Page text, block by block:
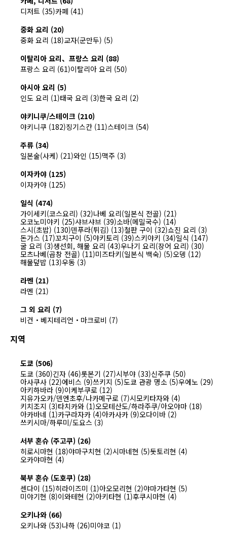
디저트 (35)카페 (41)
중화 요리 (20)
중화 요리 (18)교자(군만두) (5)
이탈리아 요리、프랑스 요리 (88)
프랑스 요리 (61)이탈리아 요리 (50)
아시아 요리 (5)
인도 요리 (1)태국 요리 (3)한국 요리 (2)
야키니쿠/스테이크 (210)
야키니쿠 (182)징기스칸 (11)스테이크 (54)
주류 (34)
일본술(사케) (21)와인 (15)맥주 (3)
이자카야 (125)
이자카야 (125)
일식 (474)
가이세키(코스요리) (32)나베 요리(일본식 전골) (21)
오코노미야키 (25)샤브샤브 (39)소바(메밀국수) (14)
스시(초밥) (130)덴푸라(튀김) (13)철판 구이 (32)쇼진 요리 (3)
돈가스 (17)꼬치구이 (5)야키토리 (39)스키야키 (34)일식 (147)
굴 요리 (3)생선회, 해물 요리 (43)우나기 요리(장어 요리) (30)
모츠나베(곱창 전골) (11)미즈타키(일본식 백숙) (5)오뎅 (12)
해물덮밥 (13)우동 (3)
라멘 (21)
라멘 (21)
그 외 요리 (7)
비건・베지테리언・마크로비 (7)
지역
도쿄 (506)
도쿄 (360)긴자 (46)롯본기 (27)시부야 (33)신주쿠 (50)
아사쿠사 (22)에비스 (9)쓰키지 (5)도쿄 관광 명소 (5)우에노 (29)
아키하바라 (9)이케부쿠로 (12)
지유가오카/덴엔초후/나카메구로 (7)시모키타자와 (4)
키치조지 (3)타치카와 (1)오모테산도/하라주쿠/아오야마 (18)
아카바네 (1)카구라자카 (4)아카사카 (9)오다이바 (2)
쓰키시마/하루미/도요스 (3)
서부 혼슈 (주고쿠) (26)
히로시마현 (18)야마구치현 (2)시마네현 (5)돗토리현 (4)
오카야마현 (4)
북부 혼슈 (도호쿠) (28)
센다이 (15)히라이즈미 (1)아오모리현 (2)야마가타현 (5)
미야기현 (8)이와테현 (2)아키타현 (1)후쿠시마현 (4)
오키나와 (66)
오키나와 (53)나하 (26)미야코 (1)